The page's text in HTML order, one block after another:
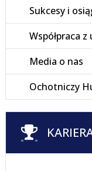
Sukcesy i
Współpraca
Media o nas
Ochotniczy